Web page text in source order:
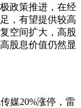
政策推进，在经
，有望提供较高
空间扩大，高股
股息价值仍然显
媒20%涨停，雷